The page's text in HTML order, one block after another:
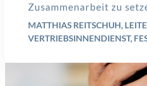
Zusammenarbeit zu
MATTHIAS REITSCHUH,
VERTRIEBSINNENDIENST,